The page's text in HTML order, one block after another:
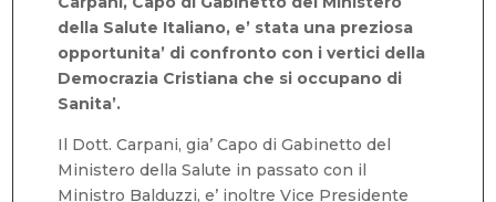
della Salute Italiano, e’ stata una preziosa
opportunita’ di confronto con i vertici della
Democrazia Cristiana che si occupano di
Sanita’.
Il Dott. Carpani, gia’ Capo di Gabinetto del
Ministero della Salute in passato con il
Ministro Balduzzi, e’ inoltre Vice Presidente